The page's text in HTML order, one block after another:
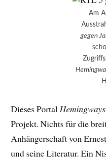
Am
gegen
Dieses Portal
Projekt. Nichts für die
Anhängerschaft von
und seine Literatur. Ein